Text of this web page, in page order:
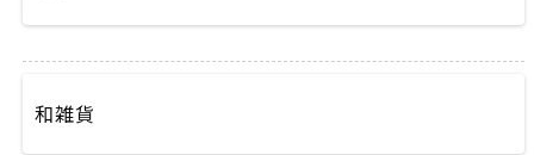
和雑貨